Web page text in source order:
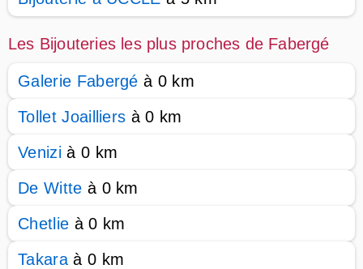
Les Bijouteries les plus proches de Fabergé
Galerie Fabergé à 0 km
Tollet Joailliers à 0 km
Venizià 0 km
De Witte à 0 km
Chetlie à 0 km
Takaraà 0 km